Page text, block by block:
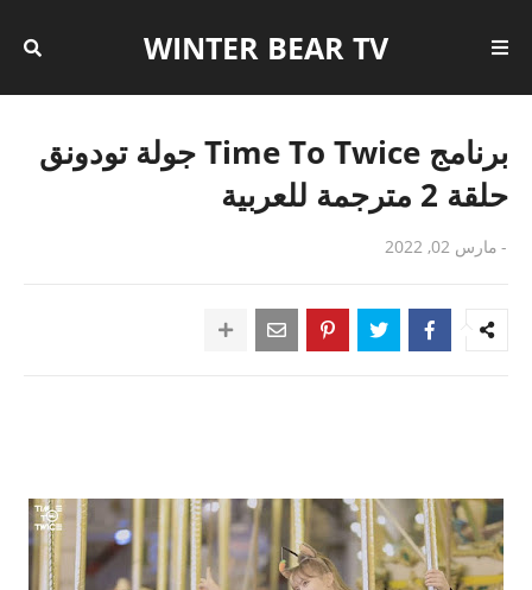
WINTER BEAR TV
برنامج Time To Twice جولة تودونق
حلقة 2 مترجمة للعربية
- مارس 02, 2022